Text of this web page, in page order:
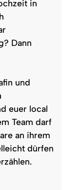
in
Dann
und
euer local
Team darf
an ihrem
dürfen